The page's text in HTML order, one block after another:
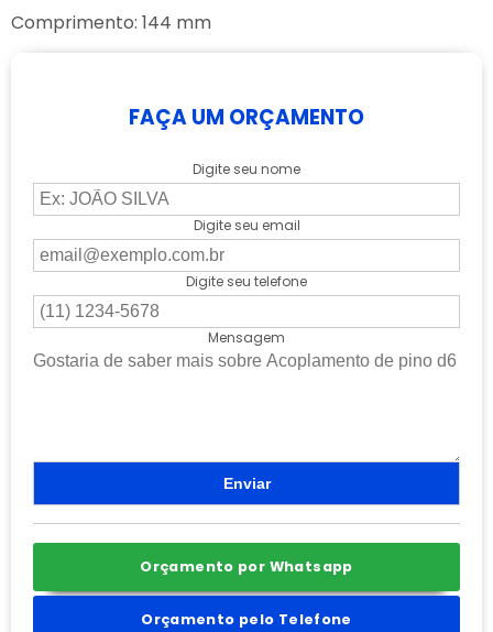
Comprimento: 144 mm
FAÇA UM ORÇAMENTO
Digite seu nome
Digite seu email
Digite seu telefone
Mensagem
Orçamento por Whatsapp
Orçamento pelo Telefone